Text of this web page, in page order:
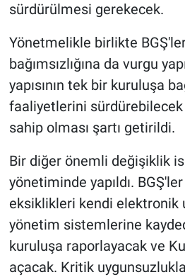
sürdürülmesi gerekecek.
Yönetmelikle birlikte
bağımsızlığına da vurgu
yapısının tek bir kuruluşa
faaliyetlerini
sahip olması şartı getirildi.
Bir diğer önemli değişiklik
yönetiminde yapıldı.
eksiklikleri kendi elektronik
yönetim sistemlerine
kuruluşa raporlayacak ve
açacak. Kritik